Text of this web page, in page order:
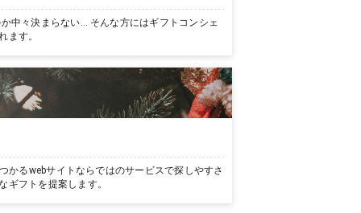
中々決まらない… そんな方にはギフトコンシェ
ます。
かるwebサイトならではのサービスで探しやすさ
ギフトを提案します。